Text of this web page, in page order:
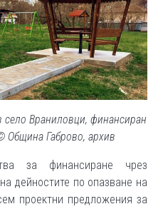
село Враниловци, финансиран
Община Габрово, архив
за финансиране чрез
дейностите по опазване на
проектни предложения за